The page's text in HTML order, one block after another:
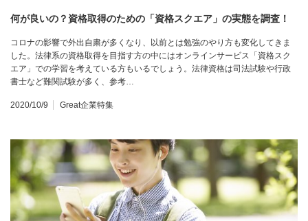
何が良いの？資格取得のための「資格スクエア」の実態を調査！
コロナの影響で外出自粛が多くなり、以前とは勉強のやり方も変化してきま
した。法律系の資格取得を目指す方の中にはオンラインサービス「資格スク
エア」での学習を考えている方もいるでしょう。法律資格は司法試験や行政
書士など難関試験が多く、参考…
2020/10/9 Great企業特集